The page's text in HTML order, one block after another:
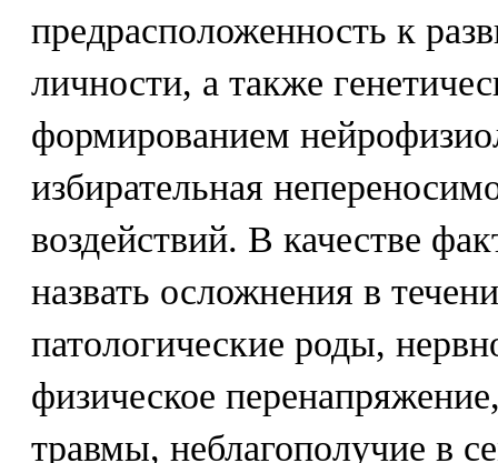
предрасположенность к
личности, а также
формированием
избирательная
воздействий. В качестве
назвать осложнения в
патологические роды,
физическое
травмы, неблагополучие в